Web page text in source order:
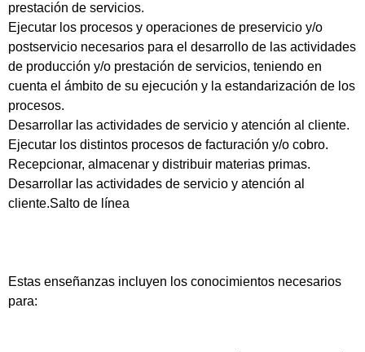
prestación de servicios.
Ejecutar los procesos y operaciones de preservicio y/o
postservicio necesarios para el desarrollo de las actividades
de producción y/o prestación de servicios, teniendo en
cuenta el ámbito de su ejecución y la estandarización de los
procesos.
Desarrollar las actividades de servicio y atención al cliente.
Ejecutar los distintos procesos de facturación y/o cobro.
Recepcionar, almacenar y distribuir materias primas.
Desarrollar las actividades de servicio y atención al
cliente.Salto de línea
Estas enseñanzas incluyen los conocimientos necesarios
para: